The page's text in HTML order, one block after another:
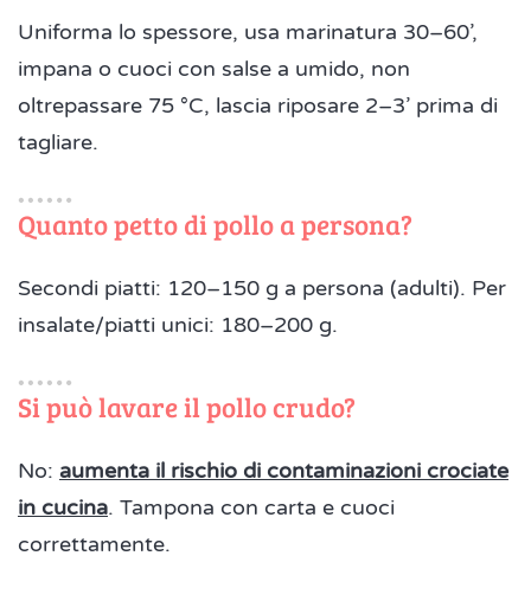
Uniforma lo spessore, usa marinatura 30–60’,
impana o cuoci con salse a umido, non
oltrepassare 75 °C, lascia riposare 2–3’ prima di
tagliare.
Quanto petto di pollo a persona?
Secondi piatti: 120–150 g a persona (adulti). Per
insalate/piatti unici: 180–200 g.
Si può lavare il pollo crudo?
No: aumenta il rischio di contaminazioni crociate
in cucina. Tampona con carta e cuoci
correttamente.